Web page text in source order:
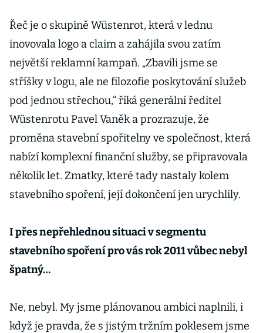
Řeč je o skupině Wüstenrot, která v lednu
inovovala logo a claim a zahájila svou zatím
největší reklamní kampaň. „Zbavili jsme se
stříšky v logu, ale ne filozofie poskytování služeb
pod jednou střechou,“ říká generální ředitel
Wüstenrotu Pavel Vaněk a prozrazuje, že
proměna stavební spořitelny ve společnost, která
nabízí komplexní finanční služby, se připravovala
několik let. Zmatky, které tady nastaly kolem
stavebního spoření, její dokončení jen urychlily.
I přes nepřehlednou situaci v segmentu
stavebního spoření pro vás rok 2011 vůbec nebyl
špatný…
Ne, nebyl. My jsme plánovanou ambici naplnili, i
když je pravda, že s jistým tržním poklesem jsme